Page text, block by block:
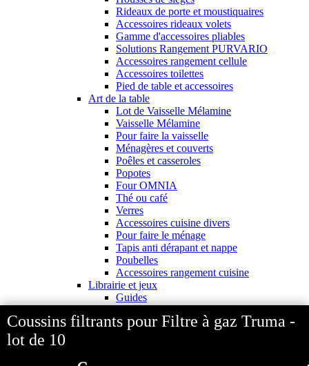
Coussins filtrants pour Filtre à gaz Truma -
lot de 10
Rideaux de porte et moustiquaires
Accessoires rideaux volets
Gamme d'accessoires pliables
Solutions Rangement PURVARIO
Accessoires rangement cellule
Accessoires toilettes
Pied de table et accessoires
Art de la table
Lot de Vaisselle Mélamine
Vaisselle Mélamine
Pour faire la vaisselle
Ménagères et couverts
Poêles et casseroles
Popotes
Four OMNIA
Thé ou café
Verres
Accessoires cuisine divers
Pour faire le ménage
Tapis anti dérapant et nappe
Poubelles
Accessoires rangement cuisine
Librairie et jeux
Guides
Jeux jouets